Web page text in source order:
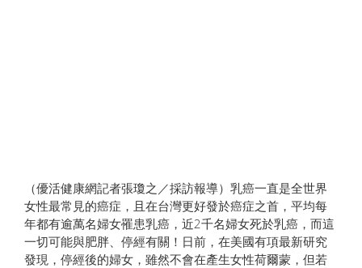
（優活健康網記者張瓊之／採訪報導）乳癌一直是全世界
女性最常見的癌症，且在台灣更好發於癌症之首，平均每
年都有逾萬名婦女罹患乳癌，近2千名婦女死於乳癌，而這
一切可能與肥胖、停經有關！日前，在美國有項最新研究
發現，停經後的婦女，雖然不會在產生女性荷爾蒙，但若